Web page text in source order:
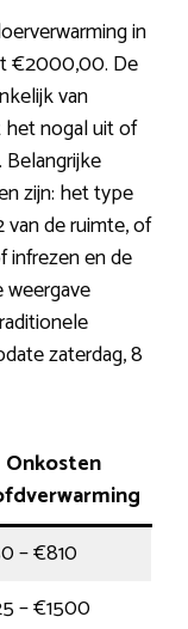
in
€2000,00. De
van
het nogal uit of
zijn: het type
de ruimte, of
en de
weergave
zaterdag, 8
Onkosten
– €810
– €1500